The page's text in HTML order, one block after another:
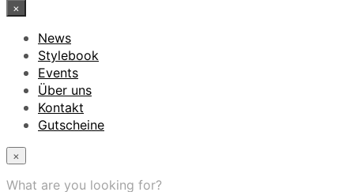
×
News
Stylebook
Events
Über uns
Kontakt
Gutscheine
×
What are you looking for?